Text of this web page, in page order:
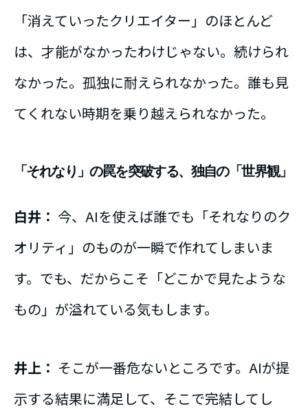
「消えていったクリエイター」のほとんど
は、才能がなかったわけじゃない。続けられ
なかった。孤独に耐えられなかった。誰も見
てくれない時期を乗り越えられなかった。
「それなり」の罠を突破する、独自の「世界観」
白井： 今、AIを使えば誰でも「それなりのク
オリティ」のものが一瞬で作れてしまいま
す。でも、だからこそ「どこかで見たような
もの」が溢れている気もします。
井上： そこが一番危ないところです。AIが提
示する結果に満足して、そこで完結してし